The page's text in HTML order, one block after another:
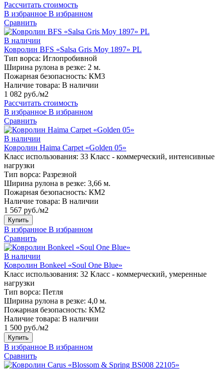
Рассчитать стоимость
В избранное В избранном
Сравнить
В наличии
Ковролин BFS «Salsa Gris Moy 1897» PL
Тип ворса: Иглопробивной
Ширина рулона в резке: 2 м.
Пожарная безопасность: КМ3
Наличие товара: В наличии
1 082 руб./м2
Рассчитать стоимость
В избранное В избранном
Сравнить
В наличии
Ковролин Haima Carpet «Golden 05»
Класс использования: 33 Класс - коммерческий, интенсивные
нагрузки
Тип ворса: Разрезной
Ширина рулона в резке: 3,66 м.
Пожарная безопасность: КМ2
Наличие товара: В наличии
1 567 руб./м2
Купить
В избранное В избранном
Сравнить
В наличии
Ковролин Bonkeel «Soul One Blue»
Класс использования: 32 Класс - коммерческий, умеренные
нагрузки
Тип ворса: Петля
Ширина рулона в резке: 4,0 м.
Пожарная безопасность: КМ2
Наличие товара: В наличии
1 500 руб./м2
Купить
В избранное В избранном
Сравнить